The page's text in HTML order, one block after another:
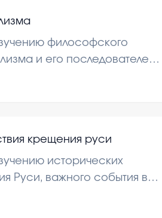
света на природу.
философского
и его последователей.
основные идеи и вклад
крещения руси
исторических
Руси, важного события в
рассматриваются